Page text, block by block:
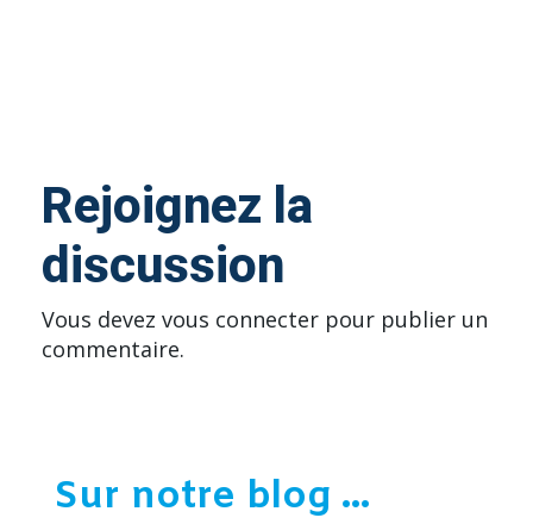
Rejoignez la
discussion
Vous devez vous connecter pour publier un
commentaire.
Sur notre blog ...